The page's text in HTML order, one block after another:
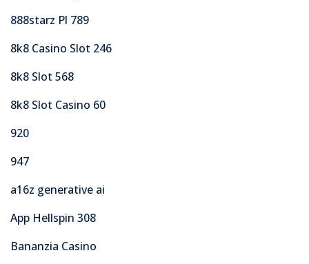
888starz Pl 789
8k8 Casino Slot 246
8k8 Slot 568
8k8 Slot Casino 60
920
947
a16z generative ai
App Hellspin 308
Bananzia Casino